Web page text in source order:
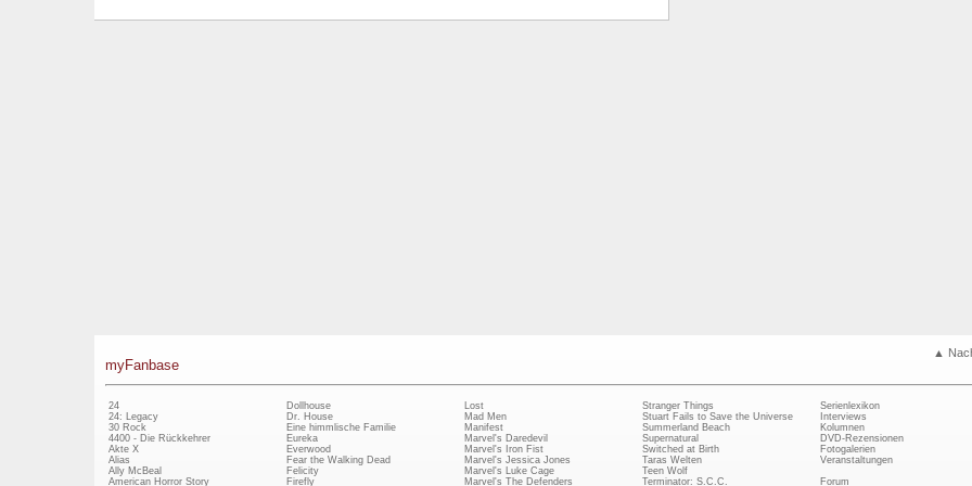
▲
myFanbase
24
24: Legacy
30 Rock
4400 - Die Rückkehrer
Akte X
Alias
Ally McBeal
American Horror Story
Dollhouse
Dr. House
Eine himmlische Familie
Eureka
Everwood
Fear the Walking Dead
Felicity
Firefly
Lost
Mad Men
Manifest
Marvel's Daredevil
Marvel's Iron Fist
Marvel's Jessica Jones
Marvel's Luke Cage
Marvel's The Defenders
Stranger Things
Stuart Fails to Save the Universe
Summerland Beach
Supernatural
Switched at Birth
Taras Welten
Teen Wolf
Terminator: S.C.C.
Serienlexikon
Interviews
Kolumnen
DVD-Rezensionen
Fotogalerien
Veranstaltungen
Forum